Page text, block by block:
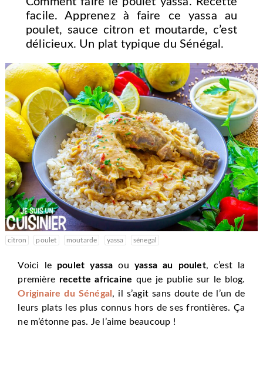
facile. Apprenez à faire ce yassa au
poulet, sauce citron et moutarde, c’est
délicieux. Un plat typique du Sénégal.
citron poulet moutarde yassa sénegal
Voici le poulet yassa ou yassa au poulet, c’est la
première recette africaine que je publie sur le blog.
Originaire du Sénégal , il s’agit sans doute de l’un de
leurs plats les plus connus hors de ses frontières. Ça
ne m’étonne pas. Je l’aime beaucoup !